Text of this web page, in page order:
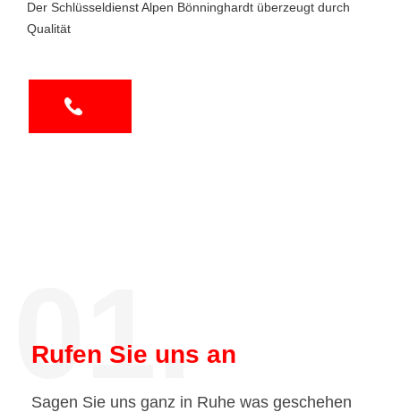
Der Schlüsseldienst Alpen Bönninghardt überzeugt durch
Qualität
01.
Rufen Sie uns an
Sagen Sie uns ganz in Ruhe was geschehen